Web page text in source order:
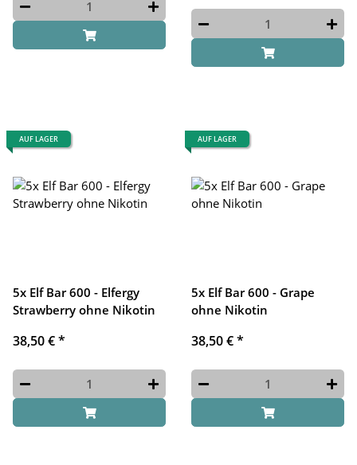
AUF LAGER
5x Elf Bar 600 - Elfergy
Strawberry ohne Nikotin
38,50 €*
AUF LAGER
5x Elf Bar 600 - Grape
ohne Nikotin
38,50 €*